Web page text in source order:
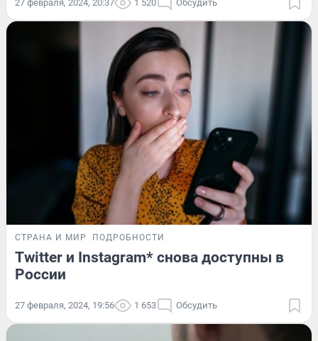
27 февраля, 2024, 20:37 1 520 Обсудить
СТРАНА И МИР ПОДРОБНОСТИ
Twitter и Instagram* снова доступны в
России
27 февраля, 2024, 19:56 1 653 Обсудить